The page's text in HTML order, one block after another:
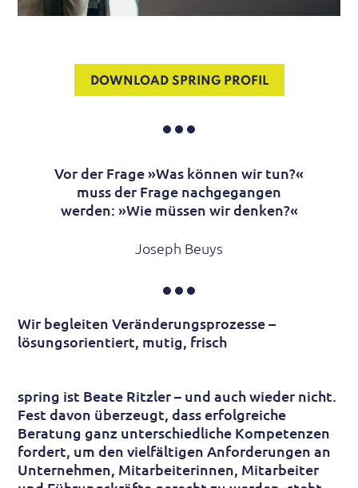
DOWNLOAD SPRING PROFIL
Vor der Frage »Was können wir tun?«
muss der Frage nachgegangen
werden: »Wie müssen wir denken?«
Joseph Beuys
Wir begleiten Veränderungsprozesse –
lösungsorientiert, mutig, frisch
spring ist Beate Ritzler – und auch wieder nicht.
Fest davon überzeugt, dass erfolgreiche
Beratung ganz unterschiedliche Kompetenzen
fordert, um den vielfältigen Anforderungen an
Unternehmen, Mitarbeiterinnen, Mitarbeiter